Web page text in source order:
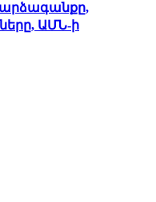
արձագանքը,
ԱՄՆ-ի